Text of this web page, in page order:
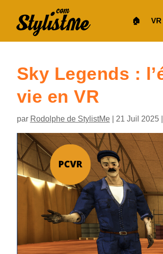
🏠︎ VR
Sky Legends :
vie en VR
par Rodolphe de StylistMe| 21 Juil 2025|